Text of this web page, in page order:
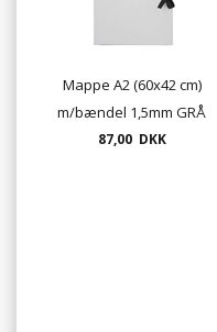
Mappe A2 (60x42 cm)
m/bændel 1,5mm GRÅ
syrefri karton med 3
87,00 DKK